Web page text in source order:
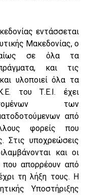
εντάσσεται
Μακεδονίας, ο
σε όλα τα
και τις
υλοποιεί όλα τα
του Τ.Ε.Ι. έχει
των
από
φορείς που
Στις υποχρεώσεις
και οι
που απορρέουν από
τη λήξη τους. Η
Υποστήριξης